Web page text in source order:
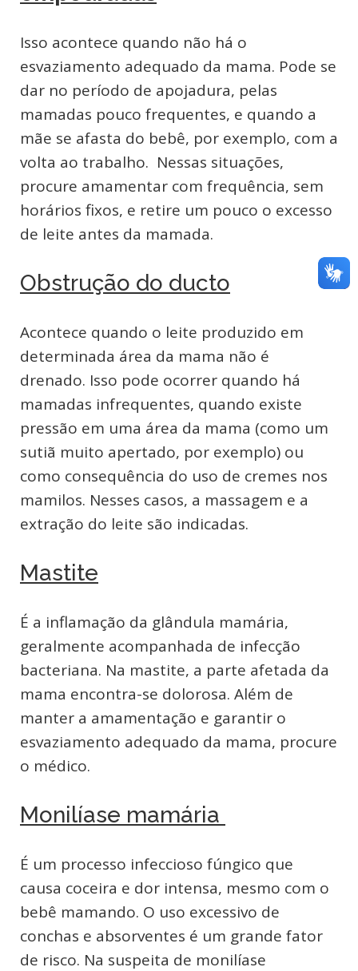
Isso acontece quando não há o
esvaziamento adequado da mama. Pode se
dar no período de apojadura, pelas
mamadas pouco frequentes, e quando a
mãe se afasta do bebê, por exemplo, com a
volta ao trabalho. Nessas situações,
procure amamentar com frequência, sem
horários fixos, e retire um pouco o excesso
de leite antes da mamada.
Obstrução do ducto
Acontece quando o leite produzido em
determinada área da mama não é
drenado. Isso pode ocorrer quando há
mamadas infrequentes, quando existe
pressão em uma área da mama (como um
sutiã muito apertado, por exemplo) ou
como consequência do uso de cremes nos
mamilos. Nesses casos, a massagem e a
extração do leite são indicadas.
Mastite
É a inflamação da glândula mamária,
geralmente acompanhada de infecção
bacteriana. Na mastite, a parte afetada da
mama encontra-se dolorosa. Além de
manter a amamentação e garantir o
esvaziamento adequado da mama, procure
o médico.
Monilíase mamária
É um processo infeccioso fúngico que
causa coceira e dor intensa, mesmo com o
bebê mamando. O uso excessivo de
conchas e absorventes é um grande fator
de risco. Na suspeita de monilíase